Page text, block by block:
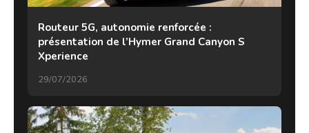
Routeur 5G, autonomie renforcée :
présentation de l’Hymer Grand Canyon S
Xperience
29/07/2026